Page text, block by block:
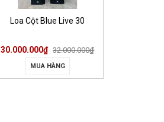
Loa Cột Blue Live 30
30.000.000₫ 32.000.000₫
MUA HÀNG